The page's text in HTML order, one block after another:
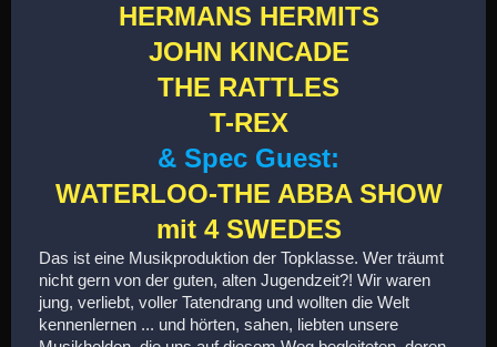
HERMANS HERMITS
JOHN KINCADE
THE RATTLES
T-REX
& Spec Guest:
WATERLOO-THE ABBA SHOW
mit 4 SWEDES
Das ist eine Musikproduktion der Topklasse. Wer träumt
nicht gern von der guten, alten Jugendzeit?! Wir waren
jung, verliebt, voller Tatendrang und wollten die Welt
kennenlernen ... und hörten, sahen, liebten unsere